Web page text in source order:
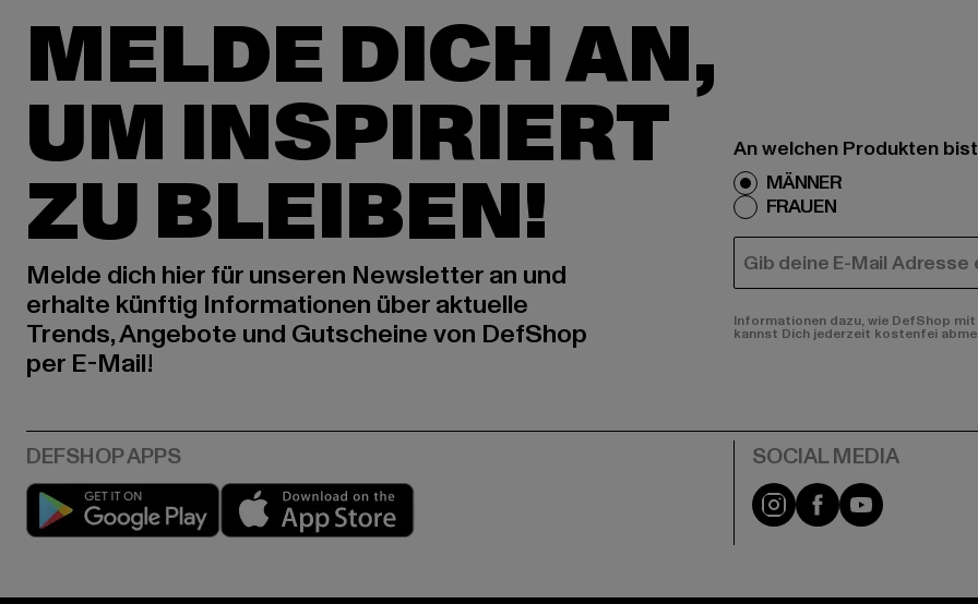
MELDE DICH AN,
UM INSPIRIERT
ZU BLEIBEN!
Melde dich hier für unseren Newsletter an und
erhalte künftig Informationen über aktuelle
Trends, Angebote und Gutscheine von DefShop
per E-Mail!
An welchen Produkten
MÄNNER
FRAUEN
E-MAIL
Informationen dazu, wie DefShop
kannst Dich jederzeit kostenfei
Play market Instagram
FacebookYouTube